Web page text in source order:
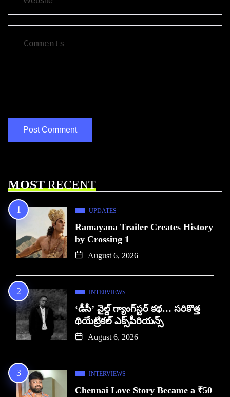
MOSTRECENT
UPDATES
Ramayana Trailer Creates History
by Crossing 1
August 6, 2026
INTERVIEWS
‘డీసీ’ వైల్డ్ గ్యాంగ్‌స్టర్ కథ… సరికొత్త
థియేట్రికల్ ఎక్స్‌పీరియన్స్
August 6, 2026
INTERVIEWS
Chennai Love Story Became a ₹50